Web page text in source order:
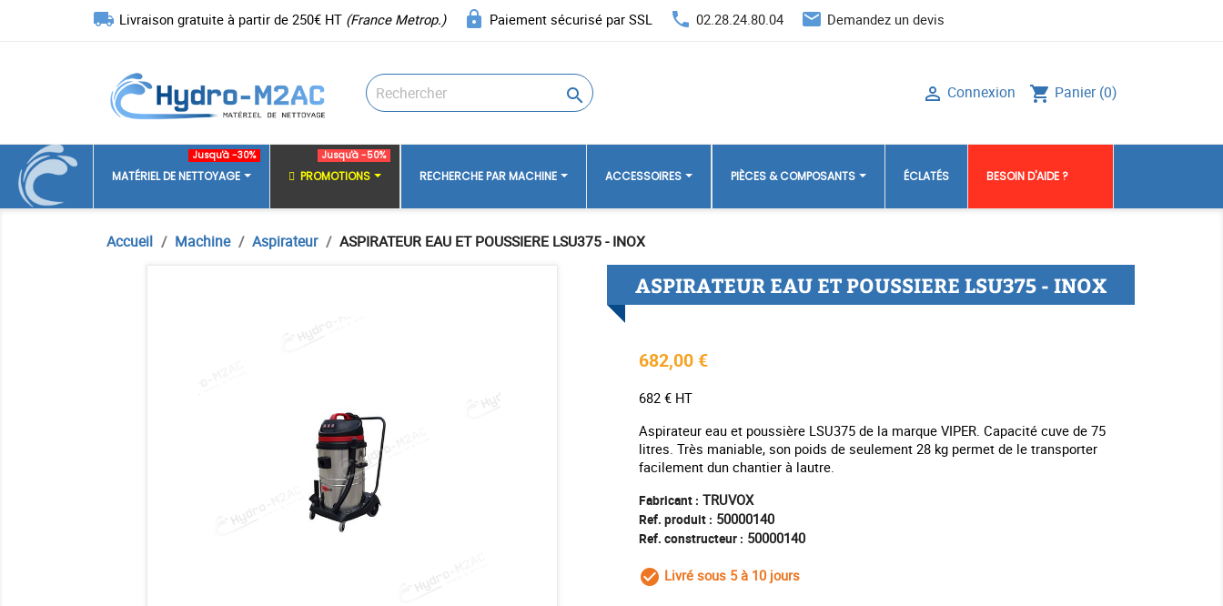
local_shipping Livraison gratuite à partir de 250€ HT (France Metrop.) lock Paiement sécurisé par SSL phone 02.28.24.80.04 email Demandez un devis
 shopping_cart Panier (0)
 Connexion
MATÉRIEL DE NETTOYAGE
Jusqu'à -30%
PROMOTIONS
Jusqu'à -50%
RECHERCHE PAR MACHINE ACCESSOIRES PIÈCES & COMPOSANTS ÉCLATÉS BESOIN D'AIDE ?
Accueil Machine Aspirateur ASPIRATEUR EAU ET POUSSIERE LSU375 - INOX
ASPIRATEUR EAU ET POUSSIERE LSU375 - INOX
682,00 €
682 € HT
Aspirateur eau et poussière LSU375 de la marque VIPER. Capacité cuve de 75
litres. Très maniable, son poids de seulement 28 kg permet de le transporter
facilement dun chantier à lautre.
Fabricant : TRUVOX
Ref. produit : 50000140
Ref. constructeur : 50000140
check_circle_outline
Livré sous 5 à 10 jours